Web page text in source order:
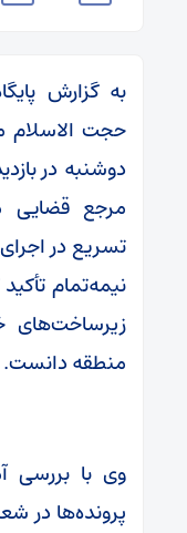
به گزارش
حجت الاسلام
دوشنبه در
مرجع قضایی
تسریع در
نیمه‌تمام
زیرساخت‌های
منطقه دانست.
وی با بررسی
پرونده‌ها در